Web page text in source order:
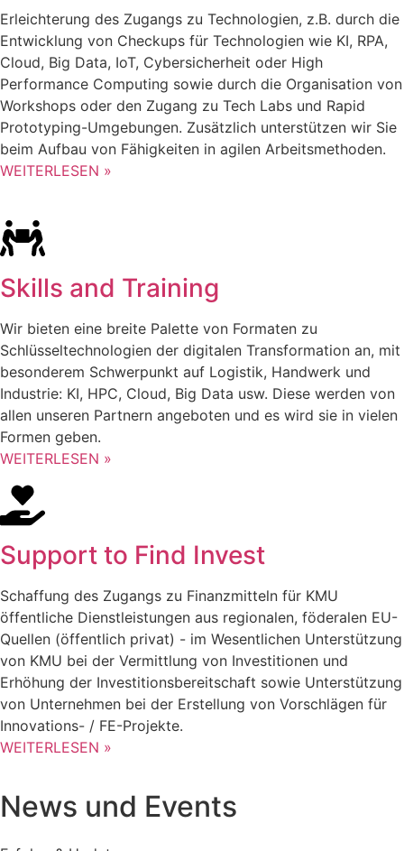
Erleichterung des Zugangs zu Technologien, z.B. durch die
Entwicklung von Checkups für Technologien wie KI, RPA,
Cloud, Big Data, IoT, Cybersicherheit oder High
Performance Computing sowie durch die Organisation von
Workshops oder den Zugang zu Tech Labs und Rapid
Prototyping-Umgebungen. Zusätzlich unterstützen wir Sie
beim Aufbau von Fähigkeiten in agilen Arbeitsmethoden.
WEITERLESEN »
Skills and Training
Wir bieten eine breite Palette von Formaten zu
Schlüsseltechnologien der digitalen Transformation an, mit
besonderem Schwerpunkt auf Logistik, Handwerk und
Industrie: KI, HPC, Cloud, Big Data usw. Diese werden von
allen unseren Partnern angeboten und es wird sie in vielen
Formen geben.
WEITERLESEN »
Support to Find Invest
Schaffung des Zugangs zu Finanzmitteln für KMU
öffentliche Dienstleistungen aus regionalen, föderalen EU-
Quellen (öffentlich privat) - im Wesentlichen Unterstützung
von KMU bei der Vermittlung von Investitionen und
Erhöhung der Investitionsbereitschaft sowie Unterstützung
von Unternehmen bei der Erstellung von Vorschlägen für
Innovations- / FE-Projekte.
WEITERLESEN »
News und Events